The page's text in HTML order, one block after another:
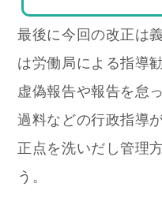
最後に今回の改正は
は労働局による指導
虚偽報告や報告を怠
過料などの行政指導
正点を洗いだし管理
う。